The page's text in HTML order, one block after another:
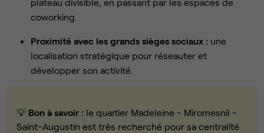
coworking.
Proximité avec les grands sièges sociaux : une
localisation stratégique pour réseauter et
développer son activité.
💡 Bon à savoir : le quartier Madeleine - Miromesnil -
Saint-Augustin est très recherché pour sa centralité